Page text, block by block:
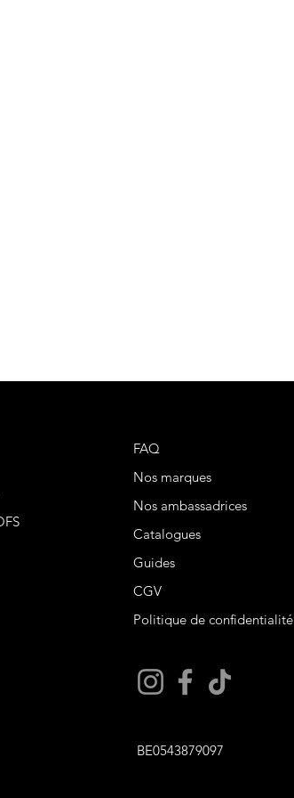
FAQ
Nos marques
Nos ambassadrices
Catalogues
Guides
CGV
Politique de confidentialité
BE0543879097